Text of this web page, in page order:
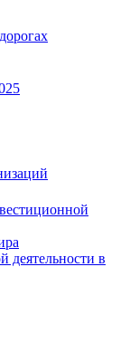
деятельности в